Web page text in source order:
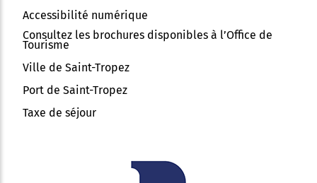
Accessibilité numérique
Consultez les brochures disponibles à l’Office de
Tourisme
Ville de Saint-Tropez
Port de Saint-Tropez
Taxe de séjour